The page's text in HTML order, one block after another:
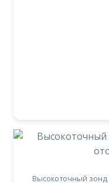
Высокоточный зонд